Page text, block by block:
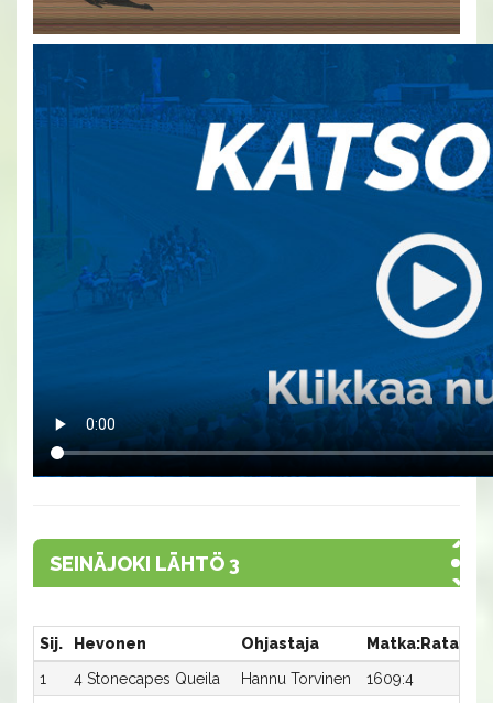
SEINÄJOKI LÄHTÖ 3
Sij. Hevonen Ohjastaja Matka:Rata
1
4 Stonecapes Queila Hannu Torvinen 1609:4